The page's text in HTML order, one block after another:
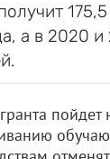
а в 2020 и